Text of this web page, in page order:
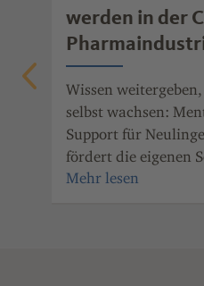
werden in der
erfolgreiches
Wissen
selbst wachsen:
Support für
fördert die eigenen
Unternehmen der